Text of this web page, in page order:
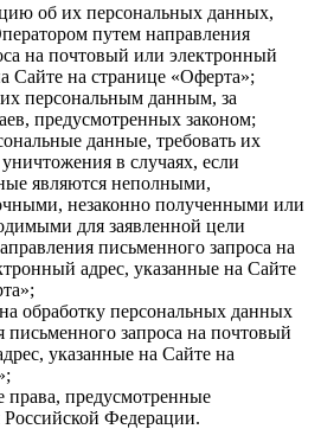
об их персональных данных,
путем направления
на почтовый или электронный
Сайте на странице «Оферта»;
персональным данным, за
предусмотренных законом;
данные, требовать их
в случаях, если
являются неполными,
незаконно полученными или
для заявленной цели
письменного запроса на
адрес, указанные на Сайте
обработку персональных данных
письменного запроса на почтовый
указанные на Сайте на
права, предусмотренные
Российской Федерации.